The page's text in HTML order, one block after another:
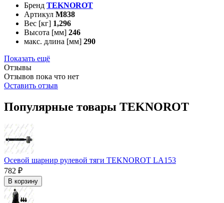
Бренд TEKNOROT
Артикул M838
Вес [кг] 1,296
Высота [мм] 246
макс. длина [мм] 290
Показать ещё
Отзывы
Отзывов пока что нет
Оставить отзыв
Популярные товары TEKNOROT
Осевой шарнир рулевой тяги TEKNOROT LA153
782 ₽
В корзину